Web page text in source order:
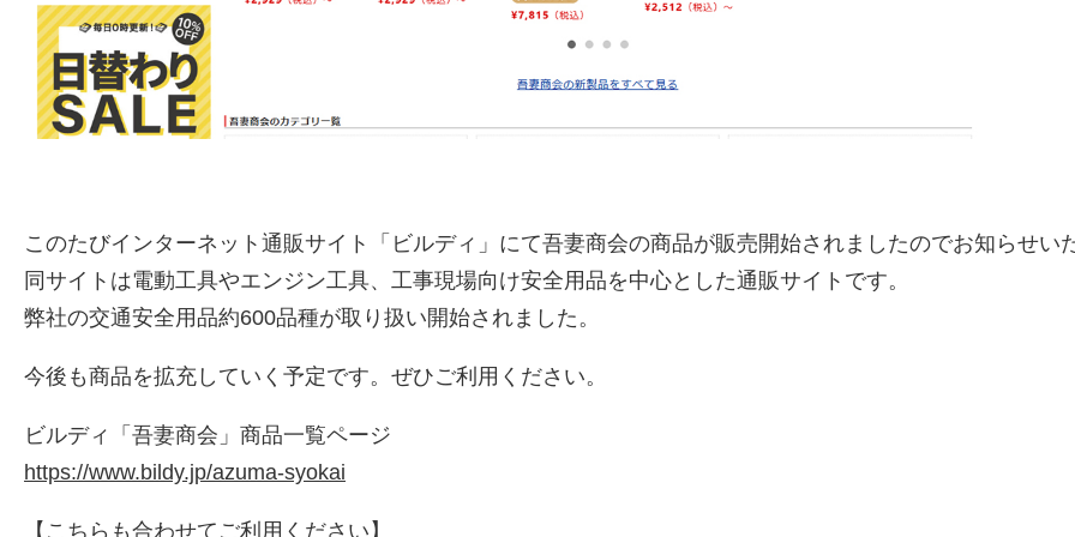
このたびインターネット通販サイト「ビルディ」にて吾妻商会の商品が販売開始されましたのでお知らせい
同サイトは電動工具やエンジン工具、工事現場向け安全用品を中心とした通販サイトです。
弊社の交通安全用品約600品種が取り扱い開始されました。
今後も商品を拡充していく予定です。ぜひご利用ください。
ビルディ「吾妻商会」商品一覧ページ
https://www.bildy.jp/azuma-syokai
【こちらも合わせてご利用ください】